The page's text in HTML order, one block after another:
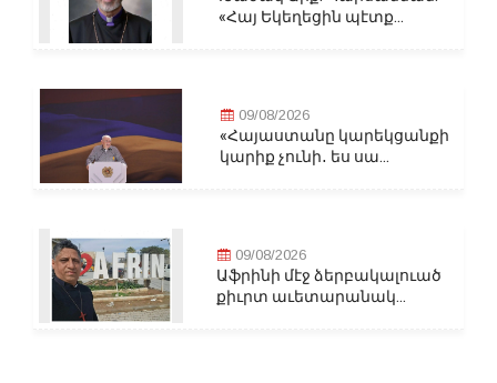
«Հայ Եկեղեցին պէտք...
09/08/2026
«Հայաստանը կարեկցանքի
կարիք չունի․ ես սա...
09/08/2026
Աֆրինի մէջ ձերբակալուած
քիւրտ աւետարանակ...